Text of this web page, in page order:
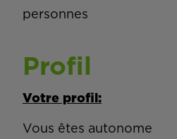
personnes
Profil
Votre profil:
Vous êtes autonome